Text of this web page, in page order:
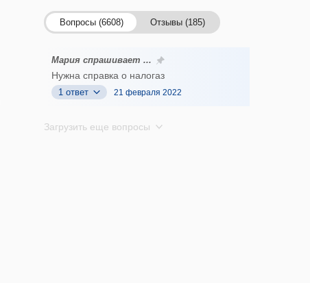
Вопросы (6608) Отзывы (185)
Мария спрашивает ...
Нужна справка о налогаз
1 ответ 21 февраля 2022
Загрузить еще вопросы